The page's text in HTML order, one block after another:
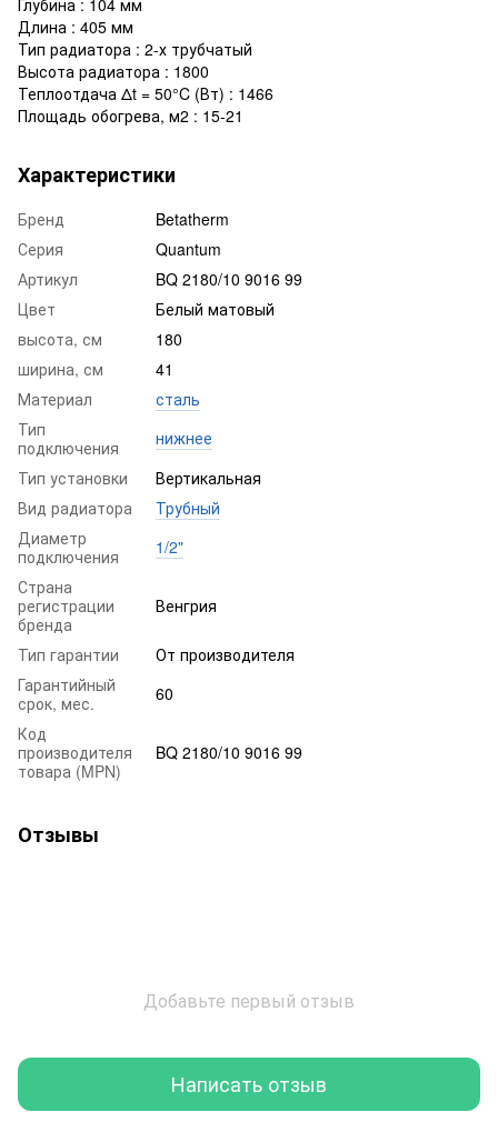
Длина : 405 мм
Тип радиатора : 2-х трубчатый
Высота радиатора : 1800
Теплоотдача Δt = 50°C (Вт) : 1466
Площадь обогрева, м2 : 15-21
Характеристики
Бренд
Betatherm
Серия
Quantum
Артикул
BQ 2180/10 9016 99
Цвет
Белый матовый
высота, см
180
ширина, см
41
Материал
сталь
Тип
подключения
нижнее
Тип установки
Вертикальная
Вид радиатора
Трубный
Диаметр
подключения
1/2"
Страна
регистрации
бренда
Венгрия
Тип гарантии
От производителя
Гарантийный
срок, мес.
60
Код
производителя
товара (MPN)
BQ 2180/10 9016 99
Отзывы
Добавьте первый отзыв
Написать отзыв